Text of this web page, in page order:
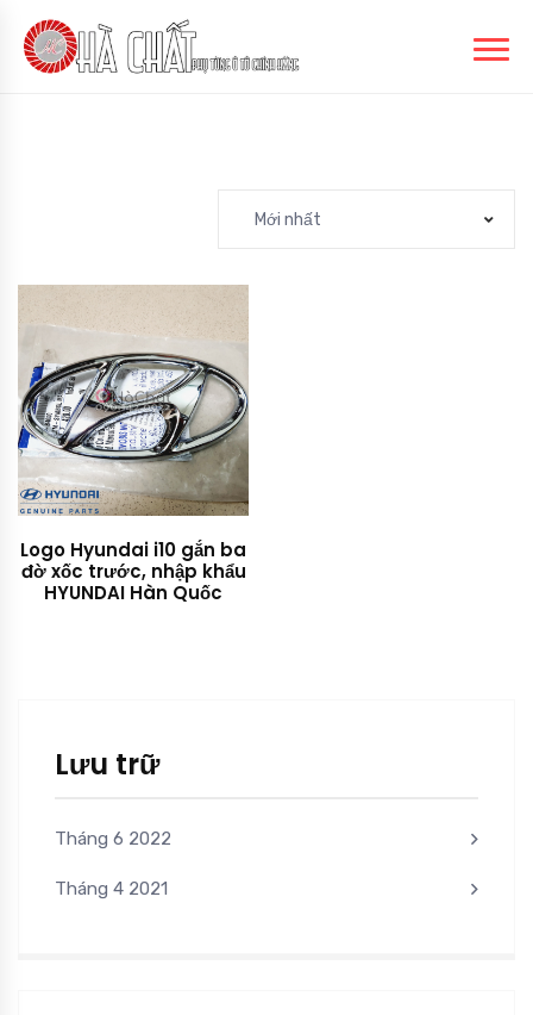
Lưu trữ
Tháng 6 2022
Tháng 4 2021
Mới nhất
Logo Hyundai i10 gắn ba
đờ xốc trước, nhập khẩu
HYUNDAI Hàn Quốc